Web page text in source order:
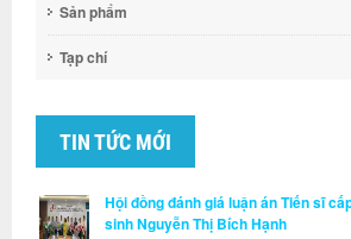
Sản phẩm
Tạp chí
TIN TỨC MỚI
Hội đồng đánh giá luận án Tiến sĩ
sinh Nguyễn Thị Bích Hạnh